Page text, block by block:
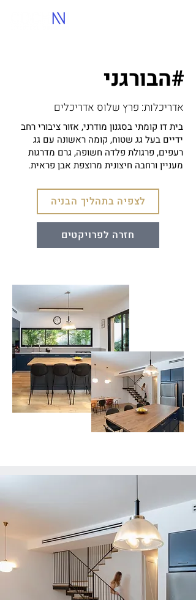
הבורגני#
אדריכלות: פרץ שלוס אדריכלים
בית דו קומתי בסגנון מודרני, אזור ציבורי רחב
ידיים בעל גג שטוח, קומה ראשונה עם גג
רעפים, פרגולת פלדה חשופה, גרם מדרגות
מעניין ורחבה חיצונית מרוצפת אבן פראית.
לצפיה בתהליך הבניה
חזרה לפרויקטים